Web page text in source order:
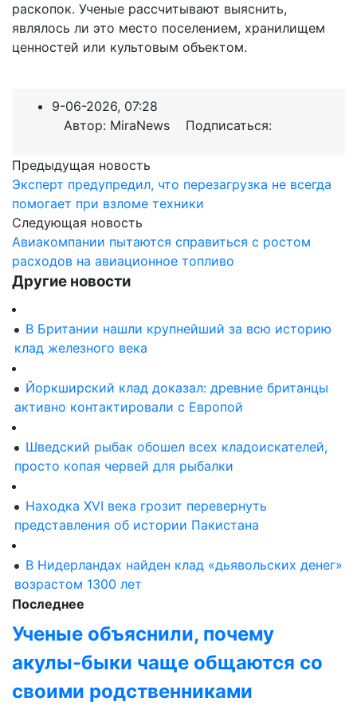
раскопок. Ученые рассчитывают выяснить,
являлось ли это место поселением, хранилищем
ценностей или культовым объектом.
9-06-2026, 07:28
Автор: MiraNews Подписаться:
Предыдущая новость
Эксперт предупредил, что перезагрузка не всегда
помогает при взломе техники
Следующая новость
Авиакомпании пытаются справиться с ростом
расходов на авиационное топливо
Другие новости
В Британии нашли крупнейший за всю историю
клад железного века
Йоркширский клад доказал: древние британцы
активно контактировали с Европой
Шведский рыбак обошел всех кладоискателей,
просто копая червей для рыбалки
Находка XVI века грозит перевернуть
представления об истории Пакистана
В Нидерландах найден клад «дьявольских денег»
возрастом 1300 лет
Последнее
Ученые объяснили, почему
акулы-быки чаще общаются со
своими родственниками